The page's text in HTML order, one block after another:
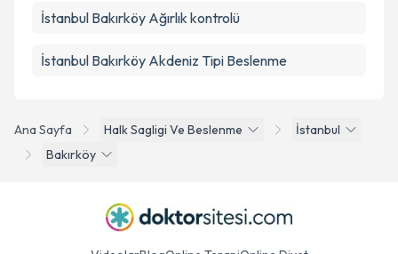
Ana Sayfa Halk Sagligi Ve Beslenme
İstanbul
Bakırköy
İstanbul Bakırköy Ağırlık kontrolü
İstanbul Bakırköy Akdeniz Tipi Beslenme